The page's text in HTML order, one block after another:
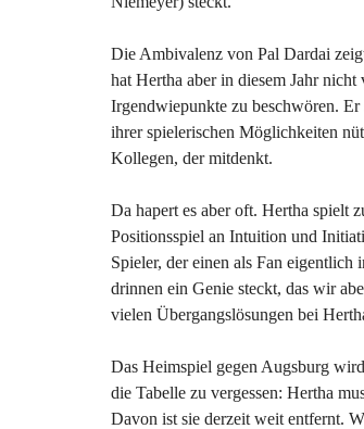
Die Ambivalenz von Pal Dardai
hat Hertha aber in diesem Jahr
Irgendwiepunkte zu beschwören.
ihrer spielerischen Möglichkeiten
Kollegen, der mitdenkt.
Da hapert es aber oft. Hertha spielt
Positionsspiel an Intuition und
Spieler, der einen als Fan
drinnen ein Genie steckt, das wir
vielen Übergangslösungen bei
Das Heimspiel gegen Augsburg
die Tabelle zu vergessen: Hertha
Davon ist sie derzeit weit entfernt.